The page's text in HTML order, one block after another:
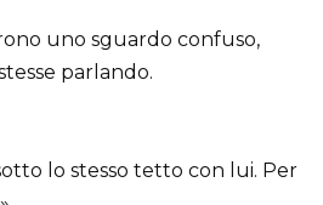
uno sguardo confuso,
parlando.
lo stesso tetto con lui. Per